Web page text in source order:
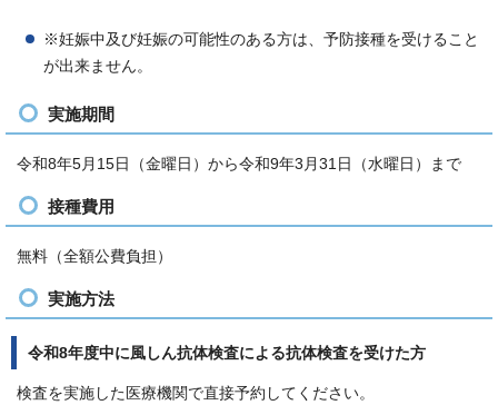
※妊娠中及び妊娠の可能性のある方は、予防接種を受けること
が出来ません。
実施期間
令和8年5月15日（金曜日）から令和9年3月31日（水曜日）まで
接種費用
無料（全額公費負担）
実施方法
令和8年度中に風しん抗体検査による抗体検査を受けた方
検査を実施した医療機関で直接予約してください。